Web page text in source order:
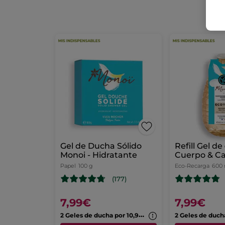
Gel de Ducha Sólido
Monoi - Hidratante
Papel 100 g
(177)
7,99€
2
Geles de ducha por 10,99€
Refill Gel
Cuerpo &
Monoi
Eco-Recarga 600
7,99€